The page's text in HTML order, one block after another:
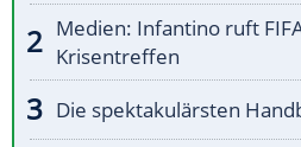
Medien: Infantino ruft
Krisentreffen
Die spektakulärsten